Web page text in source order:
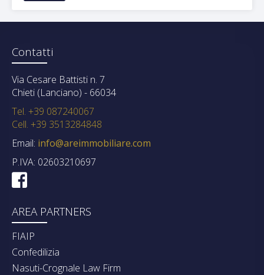
Contatti
Via Cesare Battisti n. 7
Chieti (Lanciano) - 66034
Tel. +39 087240067
Cell. +39 3513284848
Email: info@areimmobiliare.com
P.IVA: 02603210697
AREA PARTNERS
FIAIP
Confedilizia
Nasuti-Crognale Law Firm